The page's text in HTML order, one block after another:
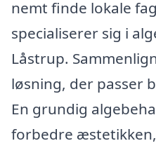
nemt finde lokale
specialiserer sig i
Låstrup.
løsning, der passer
En grundig
forbedre